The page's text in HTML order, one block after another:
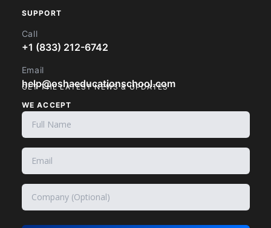
SUPPORT
Call
+1 (833) 212-6742
Email
help@oshaeducationschool.com
WE ACCEPT
GET THE LATEST NEWS & UPDATES